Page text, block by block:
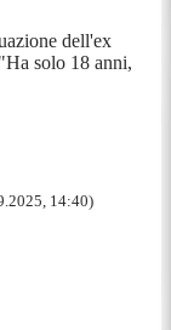
dell'ex
solo 18 anni,
14:40)